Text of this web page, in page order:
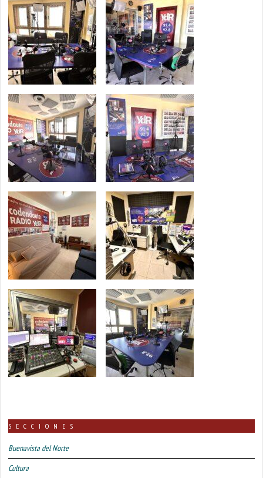
SECCIONES
Buenavista del Norte
Cultura